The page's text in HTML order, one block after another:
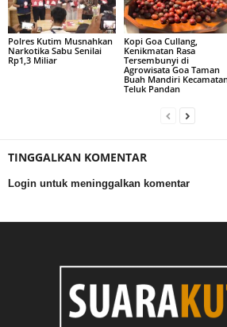
Polres Kutim Musnahkan
Narkotika Sabu Senilai
Rp1,3 Miliar
Kopi Goa Cullang,
Kenikmatan Rasa
Tersembunyi di
Agrowisata Goa Taman
Buah Mandiri
Teluk Pandan
TINGGALKAN KOMENTAR
Login untuk meninggalkan komentar